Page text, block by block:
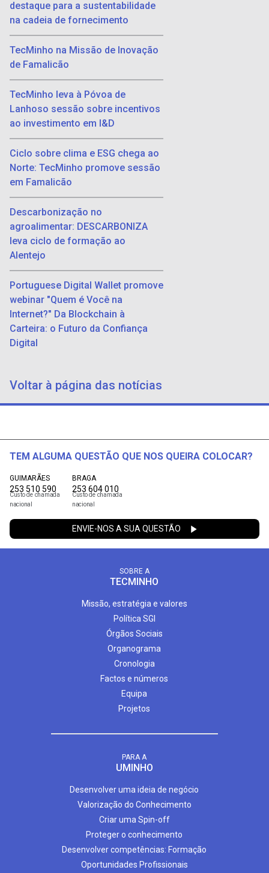
destaque para a sustentabilidade
na cadeia de fornecimento
TecMinho na Missão de Inovação
de Famalicão
TecMinho leva à Póvoa de
Lanhoso sessão sobre incentivos
ao investimento em I&D
Ciclo sobre clima e ESG chega ao
Norte: TecMinho promove sessão
em Famalicão
Descarbonização no
agroalimentar: DESCARBONIZA
leva ciclo de formação ao
Alentejo
Portuguese Digital Wallet promove
webinar "Quem é Você na
Internet?" Da Blockchain à
Carteira: o Futuro da Confiança
Digital
Voltar à página das notícias
TEM ALGUMA QUESTÃO QUE NOS QUEIRA COLOCAR?
GUIMARÃES
253 510 590
Custo de chamada
nacional
BRAGA
253 604 010
Custo de chamada
nacional
ENVIE-NOS A SUA QUESTÃO
SOBRE A
TECMINHO
Missão, estratégia e valores
Política SGI
Órgãos Sociais
Organograma
Cronologia
Factos e números
Equipa
Projetos
PARA A
UMINHO
Desenvolver uma ideia de negócio
Valorização do Conhecimento
Criar uma Spin-off
Proteger o conhecimento
Desenvolver competências: Formação
Oportunidades Profissionais